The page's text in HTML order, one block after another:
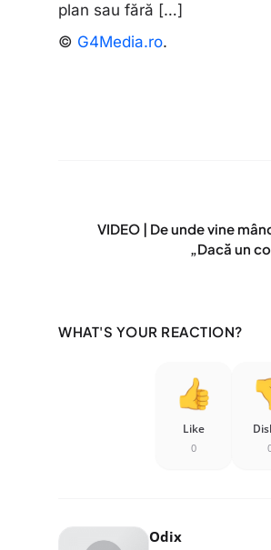
plan sau fără […]
© G4Media.ro.
VIDEO | De unde vine
„Dacă un
WHAT'S YOUR REACTION?
Like
0
Odix